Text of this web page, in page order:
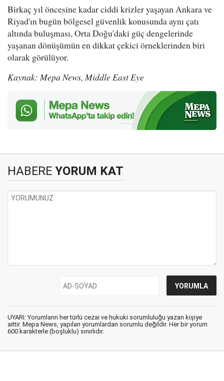
Birkaç yıl öncesine kadar ciddi krizler yaşayan Ankara ve
Riyad'ın bugün bölgesel güvenlik konusunda aynı çatı
altında buluşması, Orta Doğu'daki güç dengelerinde
yaşanan dönüşümün en dikkat çekici örneklerinden biri
olarak görülüyor.
Kaynak: Mepa News, Middle East Eye
HABERE YORUM KAT
UYARI: Yorumların her türlü cezai ve hukuki sorumluluğu yazan kişiye
aittir. Mepa News, yapılan yorumlardan sorumlu değildir. Her bir yorum
600 karakterle (boşluklu) sınırlıdır.